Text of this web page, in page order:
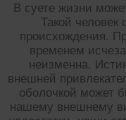
В суете жизни
Такой
происхождения.
временем
неизменна.
внешней
оболочкой может
нашему внешнему